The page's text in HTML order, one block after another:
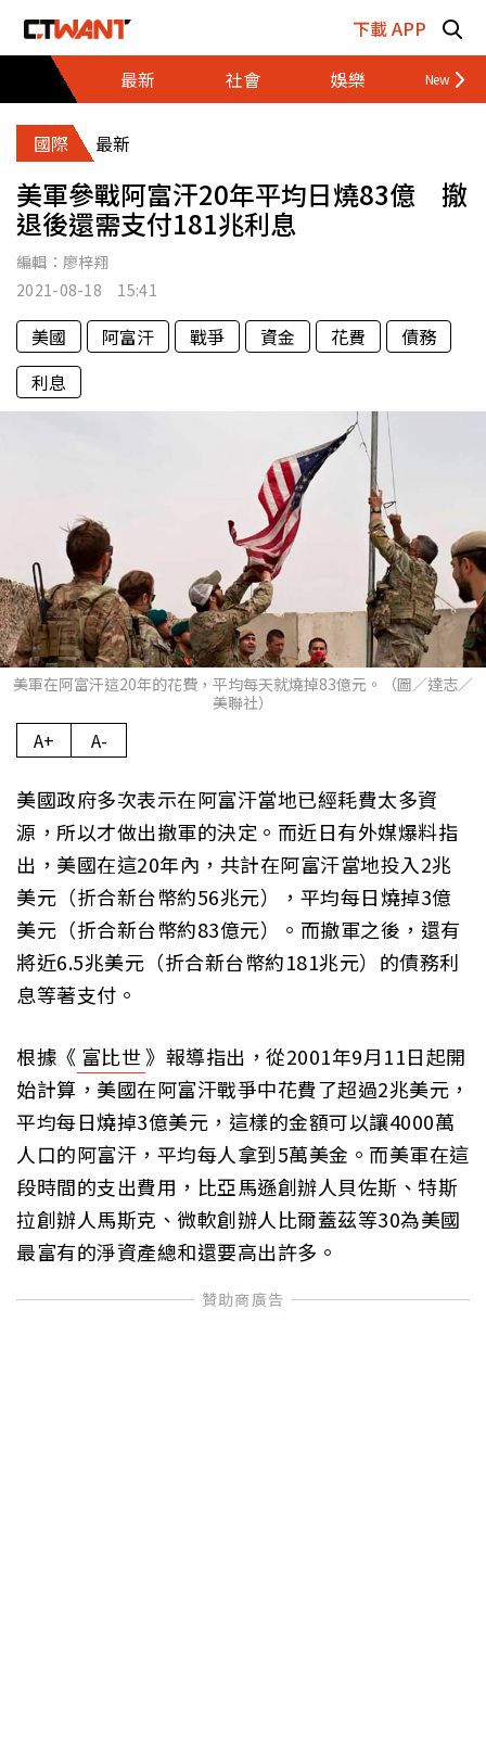
下載 APP
最新
社會 娛樂 財經
國際 最新
美軍參戰阿富汗20年平均日燒83億 撤
退後還需支付181兆利息
編輯： 廖梓翔
2021-08-18 15:41
美國 阿富汗 戰爭 資金 花費
債務
利息
美軍在阿富汗這20年的花費，平均每天就燒掉83億元。（圖／達志／
美聯社）
A+ A-
美國政府多次表示在阿富汗當地已經耗費太多資
源，所以才做出撤軍的決定。而近日有外媒爆料指
出，美國在這20年內，共計在阿富汗當地投入2兆
美元（折合新台幣約56兆元），平均每日燒掉3億
美元（折合新台幣約83億元）。而撤軍之後，還有
將近6.5兆美元（折合新台幣約181兆元）的債務利
息等著支付。
根據《 富比世》報導指出，從2001年9月11日起開
始計算，美國在阿富汗戰爭中花費了超過2兆美元，
平均每日燒掉3億美元，這樣的金額可以讓4000萬
人口的阿富汗，平均每人拿到5萬美金。而美軍在這
段時間的支出費用，比亞馬遜創辦人貝佐斯、特斯
拉創辦人馬斯克、微軟創辦人比爾蓋茲等30為美國
最富有的淨資產總和還要高出許多。